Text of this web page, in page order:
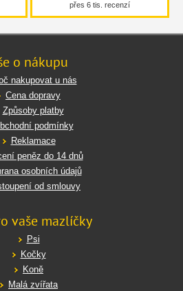
přes 6 tis. recenzí
o nákupu
nakupovat u nás
Cena dopravy
Způsoby platby
podmínky
Reklamace
peněz do 14 dnů
osobních údajů
od smlouvy
vaše mazlíčky
Psi
Kočky
Koně
Malá zvířata